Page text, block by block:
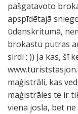
pašgatavoto
apspīdētajā
ūdenskritumā,
brokastu putras
sirdi : )) Ja kas, šī
maģistrāli, kas
maģistrāles te ir
viena josla, bet